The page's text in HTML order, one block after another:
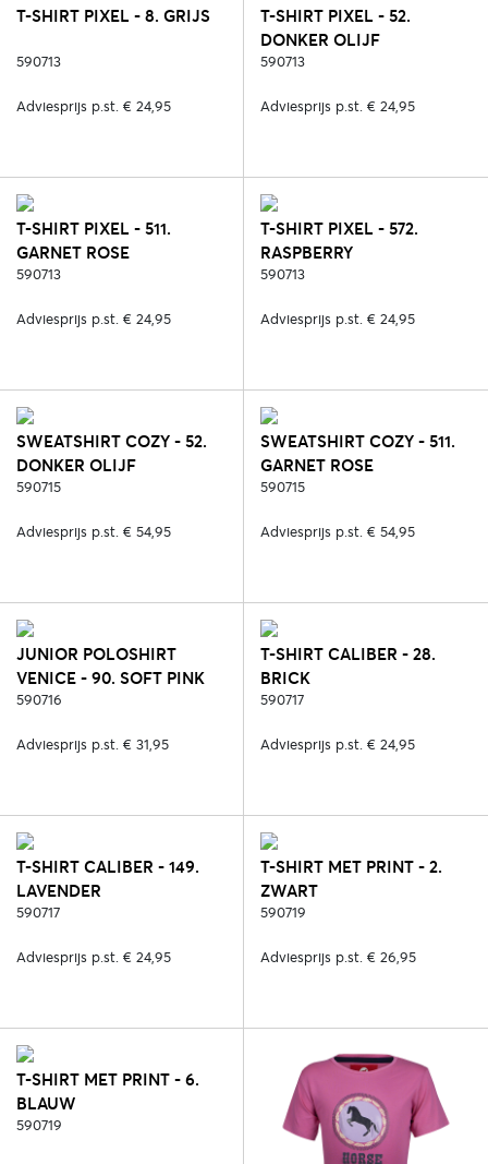
T-SHIRT PIXEL - 8. GRIJS
590713
Adviesprijs p.st. € 24,95
T-SHIRT PIXEL - 52.
DONKER OLIJF
590713
Adviesprijs p.st. € 24,95
T-SHIRT PIXEL - 511.
GARNET ROSE
590713
Adviesprijs p.st. € 24,95
T-SHIRT PIXEL - 572.
RASPBERRY
590713
Adviesprijs p.st. € 24,95
SWEATSHIRT COZY - 52.
DONKER OLIJF
590715
Adviesprijs p.st. € 54,95
SWEATSHIRT COZY - 511.
GARNET ROSE
590715
Adviesprijs p.st. € 54,95
JUNIOR POLOSHIRT
VENICE - 90. SOFT PINK
590716
Adviesprijs p.st. € 31,95
T-SHIRT CALIBER - 28.
BRICK
590717
Adviesprijs p.st. € 24,95
T-SHIRT CALIBER - 149.
LAVENDER
590717
Adviesprijs p.st. € 24,95
T-SHIRT MET PRINT - 2.
ZWART
590719
Adviesprijs p.st. € 26,95
T-SHIRT MET PRINT - 6.
BLAUW
590719